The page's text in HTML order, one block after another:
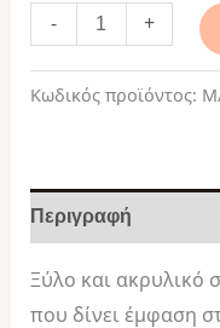
- +
Κωδικός προϊόντος:
Περιγραφή
Ξύλο και ακρυλικό
που δίνει έμφαση